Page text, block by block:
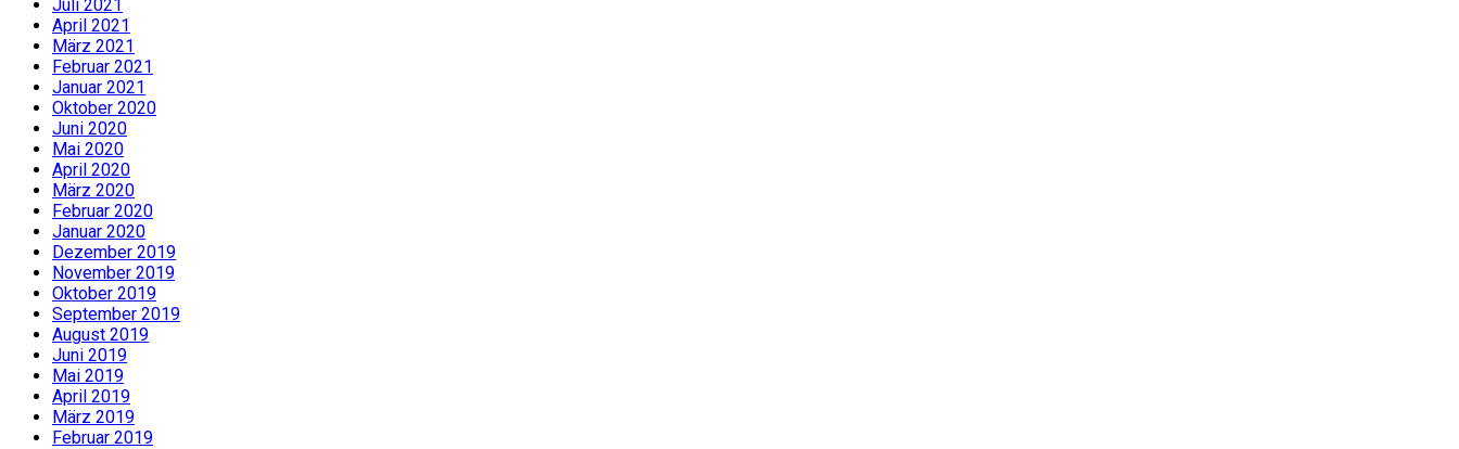
Juli 2021
April 2021
März 2021
Februar 2021
Januar 2021
Oktober 2020
Juni 2020
Mai 2020
April 2020
März 2020
Februar 2020
Januar 2020
Dezember 2019
November 2019
Oktober 2019
September 2019
August 2019
Juni 2019
Mai 2019
April 2019
März 2019
Februar 2019